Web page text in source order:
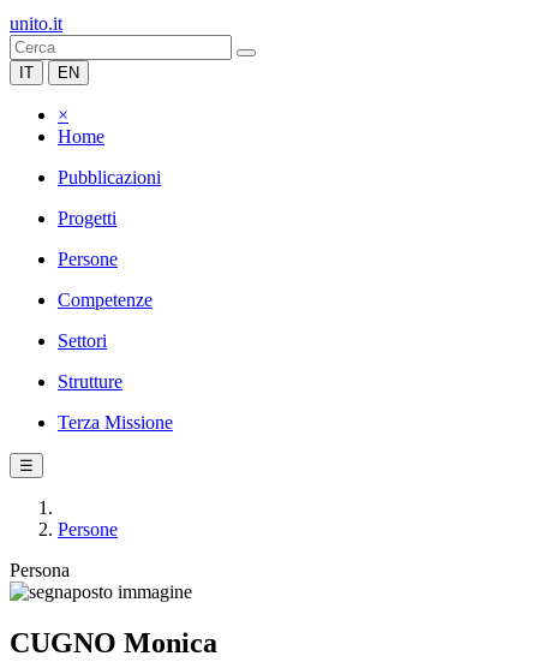
unito.it
IT EN
×
Home
Pubblicazioni
Progetti
Persone
Competenze
Settori
Strutture
Terza Missione
☰
Persone
Persona
CUGNO Monica